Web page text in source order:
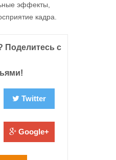
эффекты,
кадра.
Поделитесь с
Twitter
Google+